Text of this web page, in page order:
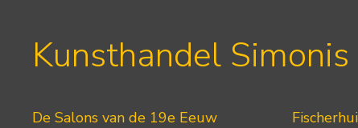
Kunsthandel
De Salons van de 19e Eeuw